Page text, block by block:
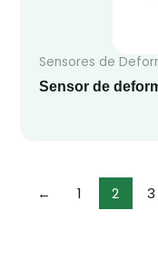
Sensores de
Sensor de
← 1 2 3